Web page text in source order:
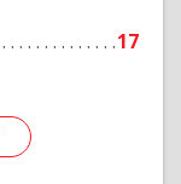
17
Подробнее